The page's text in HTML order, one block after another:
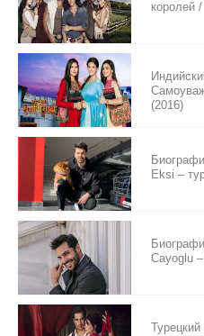
королей
(2016)
Eksi –
Cayoglu